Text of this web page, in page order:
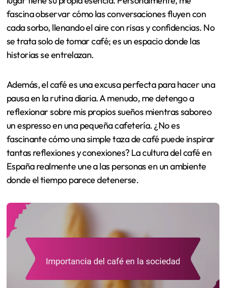
fascina observar cómo las conversaciones fluyen con
cada sorbo, llenando el aire con risas y confidencias. No
se trata solo de tomar café; es un espacio donde las
historias se entrelazan.
Además, el café es una excusa perfecta para hacer una
pausa en la rutina diaria. A menudo, me detengo a
reflexionar sobre mis propios sueños mientras saboreo
un espresso en una pequeña cafetería. ¿No es
fascinante cómo una simple taza de café puede inspirar
tantas reflexiones y conexiones? La cultura del café en
España realmente une a las personas en un ambiente
donde el tiempo parece detenerse.